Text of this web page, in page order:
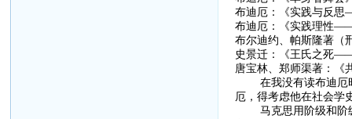
布迪厄：《实践与反思
布迪厄：《实践理性
布尔迪约、帕斯隆著（
史景迁：《王氏之死
唐宝林、郑师渠著：《
在我没有读布迪厄时
厄，得考虑他在社会学
马克思用阶级和阶级